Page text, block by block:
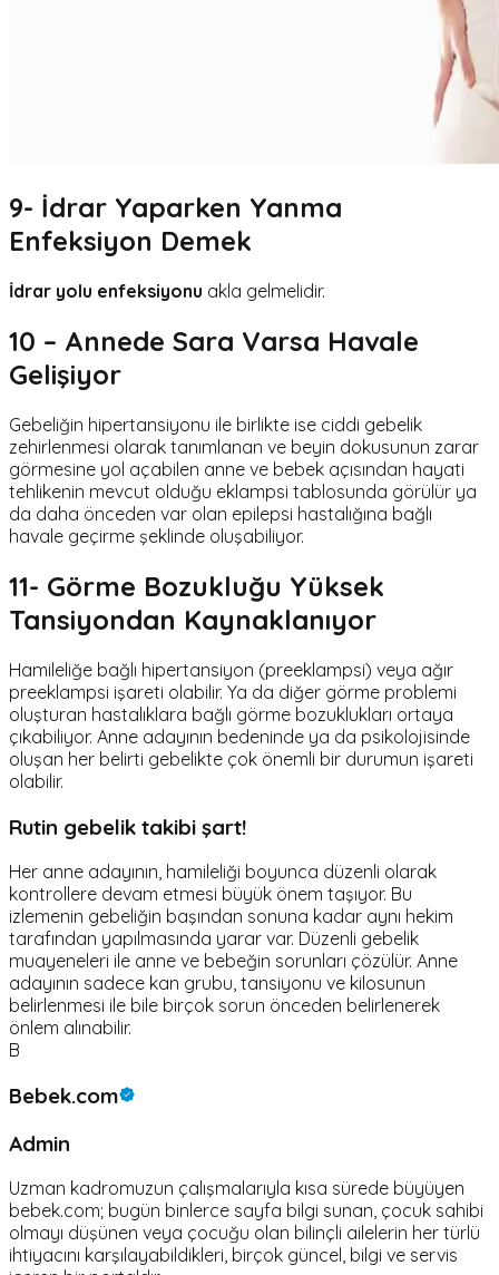
9- İdrar Yaparken Yanma
Enfeksiyon Demek
İdrar yolu enfeksiyonu akla gelmelidir.
10 – Annede Sara Varsa Havale
Gelişiyor
Gebeliğin hipertansiyonu ile birlikte ise ciddi gebelik
zehirlenmesi olarak tanımlanan ve beyin dokusunun zarar
görmesine yol açabilen anne ve bebek açısından hayati
tehlikenin mevcut olduğu eklampsi tablosunda görülür ya
da daha önceden var olan epilepsi hastalığına bağlı
havale geçirme şeklinde oluşabiliyor.
11- Görme Bozukluğu Yüksek
Tansiyondan Kaynaklanıyor
Hamileliğe bağlı hipertansiyon (preeklampsi) veya ağır
preeklampsi işareti olabilir. Ya da diğer görme problemi
oluşturan hastalıklara bağlı görme bozuklukları ortaya
çıkabiliyor. Anne adayının bedeninde ya da psikolojisinde
oluşan her belirti gebelikte çok önemli bir durumun işareti
olabilir.
Rutin gebelik takibi şart!
Her anne adayının, hamileliği boyunca düzenli olarak
kontrollere devam etmesi büyük önem taşıyor. Bu
izlemenin gebeliğin başından sonuna kadar aynı hekim
tarafından yapılmasında yarar var. Düzenli gebelik
muayeneleri ile anne ve bebeğin sorunları çözülür. Anne
adayının sadece kan grubu, tansiyonu ve kilosunun
belirlenmesi ile bile birçok sorun önceden belirlenerek
önlem alınabilir.
B
Bebek.com
Admin
Uzman kadromuzun çalışmalarıyla kısa sürede büyüyen
bebek.com; bugün binlerce sayfa bilgi sunan, çocuk sahibi
olmayı düşünen veya çocuğu olan bilinçli ailelerin her türlü
ihtiyacını karşılayabildikleri, birçok güncel, bilgi ve servis